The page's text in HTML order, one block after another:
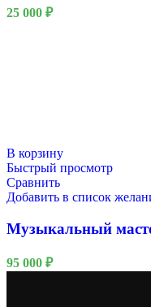
25 000 ₽
В корзину
Быстрый просмотр
Сравнить
Добавить в список
Музыкальный
95 000 ₽